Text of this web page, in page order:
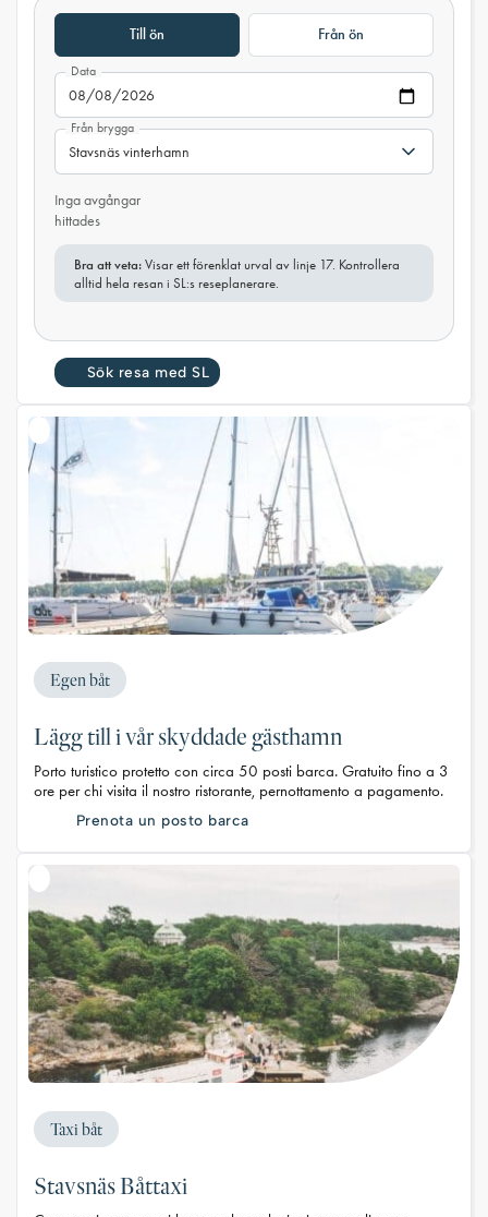
Till ön Från ön
Data
Från brygga
Inga avgångar
hittades
Bra att veta: Visar ett förenklat urval av linje 17. Kontrollera
alltid hela resan i SL:s reseplanerare.
Sök resa med SL
Egen båt
Lägg till i vår skyddade gästhamn
Porto turistico protetto con circa 50 posti barca. Gratuito fino a 3
ore per chi visita il nostro ristorante, pernottamento a pagamento.
Prenota un posto barca
Taxi båt
Stavsnäs Båttaxi